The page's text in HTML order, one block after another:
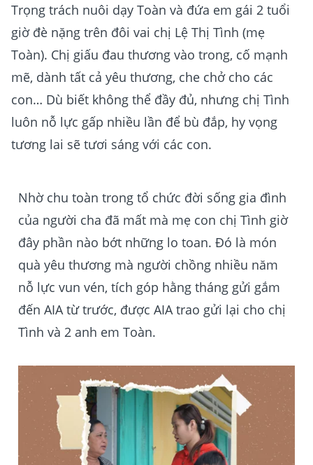
Trọng trách nuôi dạy Toàn và đứa em gái 2 tuổi
giờ đè nặng trên đôi vai chị Lệ Thị Tình (mẹ
Toàn). Chị giấu đau thương vào trong, cố mạnh
mẽ, dành tất cả yêu thương, che chở cho các
con… Dù biết không thể đầy đủ, nhưng chị Tình
luôn nỗ lực gấp nhiều lần để bù đắp, hy vọng
tương lai sẽ tươi sáng với các con.
Nhờ chu toàn trong tổ chức đời sống gia đình
của người cha đã mất mà mẹ con chị Tình giờ
đây phần nào bớt những lo toan. Đó là món
quà yêu thương mà người chồng nhiều năm
nỗ lực vun vén, tích góp hằng tháng gửi gắm
đến AIA từ trước, được AIA trao gửi lại cho chị
Tình và 2 anh em Toàn.